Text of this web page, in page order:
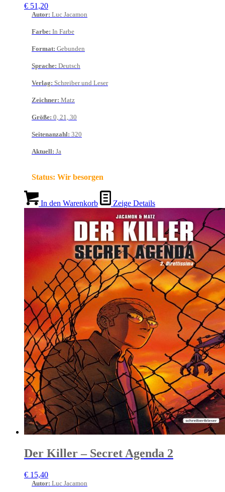
€ 51,20
Autor: Luc Jacamon
Farbe: In Farbe
Format: Gebunden
Sprache: Deutsch
Verlag: Schreiber und Leser
Zeichner: Matz
Größe: 0, 21, 30
Seitenanzahl: 320
Aktuell: Ja
Status: Wir besorgen
In den Warenkorb Zeige Details
Der Killer – Secret Agenda 2
€ 15,40
Autor: Luc Jacamon